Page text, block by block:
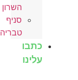
השרון
סניף
טבריה
כתבו
עלינו